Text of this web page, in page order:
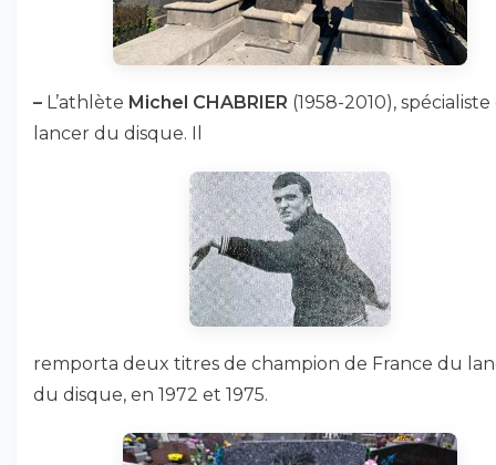
– L’athlète Michel CHABRIER (1958-2010),
lancer du disque. Il
remporta deux titres de champion de France du
du disque, en 1972 et 1975.